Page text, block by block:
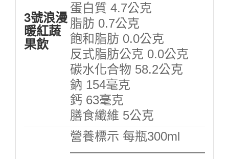
3號浪漫
暖紅蔬
果飲
蛋白質 4.7公克
脂肪 0.7公克
飽和脂肪 0.0公克
反式脂肪公克 0.0公克
碳水化合物 58.2公克
鈉 154毫克
鈣 63毫克
膳食纖維 5公克
營養標示 每瓶300ml
———————————